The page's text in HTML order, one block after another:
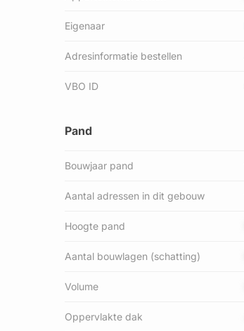
Eigenaar
Adresinformatie bestellen
VBO ID
Pand
Bouwjaar pand
Aantal adressen in dit gebouw
Hoogte pand
Aantal bouwlagen (schatting)
Volume
Oppervlakte dak